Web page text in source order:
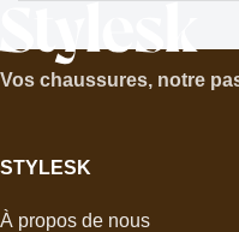
MARQUE Stylesk
Vos chaussures, notre
STYLESK
À propos de nous